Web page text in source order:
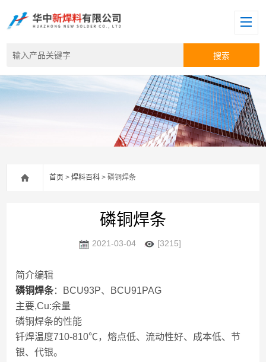
首页 >焊料百科 > 磷铜焊条
磷铜焊条
2021-03-04 [3215]
简介编辑
磷铜焊条：BCU93P、BCU91PAG
主要,Cu:余量
磷铜焊条的性能
钎焊温度710-810℃，熔点低、流动性好、成本低、节
银、代银。